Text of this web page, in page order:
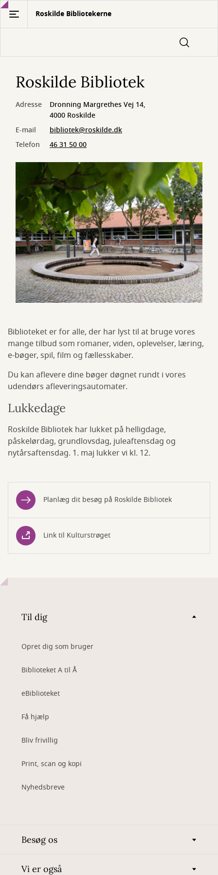
Gå
hovedindhold
Roskilde Bibliotekerne
Roskilde Bibliotek
Adresse
Dronning Margrethes Vej 14,
4000 Roskilde
E-mail
bibliotek@roskilde.dk
Telefon
46 31 50 00
Biblioteket er for alle, der har lyst til at bruge vores
mange tilbud som romaner, viden, oplevelser, læring,
e-bøger, spil, film og fællesskaber.
Du kan aflevere dine bøger døgnet rundt i vores
udendørs afleveringsautomater.
Lukkedage
Roskilde Bibliotek har lukket på helligdage,
påskelørdag, grundlovsdag, juleaftensdag og
nytårsaftensdag. 1. maj lukker vi kl. 12.
Planlæg dit besøg på Roskilde Bibliotek
Link til Kulturstrøget
Til dig
Opret dig som bruger
Biblioteket A til Å
eBiblioteket
Få hjælp
Bliv frivillig
Print, scan og kopi
Nyhedsbreve
Besøg os
Vi er også